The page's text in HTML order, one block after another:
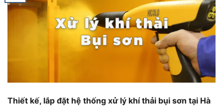
Thiết kế, lắp đặt hệ thống xử lý khí thải bụi sơn tại Hà